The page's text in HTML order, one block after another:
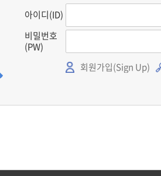
아이디(ID)
비밀번호
(PW)
회원가입(Sign Up)